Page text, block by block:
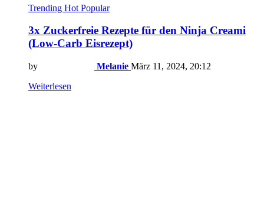
Trending Hot Popular
3x Zuckerfreie Rezepte für den Ninja Creami
(Low-Carb Eisrezept)
by Melanie März 11, 2024, 20:12
Weiterlesen